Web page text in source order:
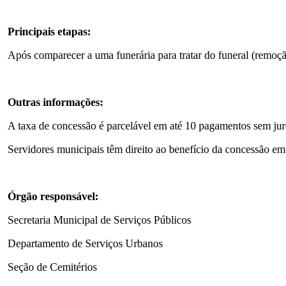
Principais etapas:
Após comparecer a uma funerária para tratar do funeral
Outras informações:
A taxa de concessão é parcelável em até 10 pagamentos sem
Servidores municipais têm direito ao benefício da concessão
Órgão responsável:
Secretaria Municipal de Serviços Públicos
Departamento de Serviços Urbanos
Seção de Cemitérios